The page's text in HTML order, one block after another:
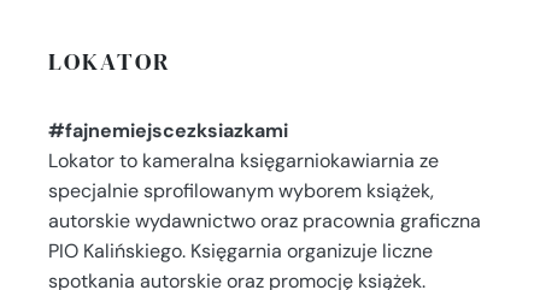
LOKATOR
#fajnemiejscezksiazkami
Lokator to kameralna księgarniokawiarnia ze
specjalnie sprofilowanym wyborem książek,
autorskie wydawnictwo oraz pracownia graficzna
PIO Kalińskiego. Księgarnia organizuje liczne
spotkania autorskie oraz promocję książek.